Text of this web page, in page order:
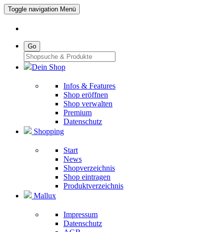
Toggle navigation Menü
Go
Dein Shop
Infos & Features
Shop eröffnen
Shop verwalten
Premium
Datenschutz
Shopping
Start
News
Shopverzeichnis
Shop eintragen
Produktverzeichnis
Mallux
Impressum
Datenschutz